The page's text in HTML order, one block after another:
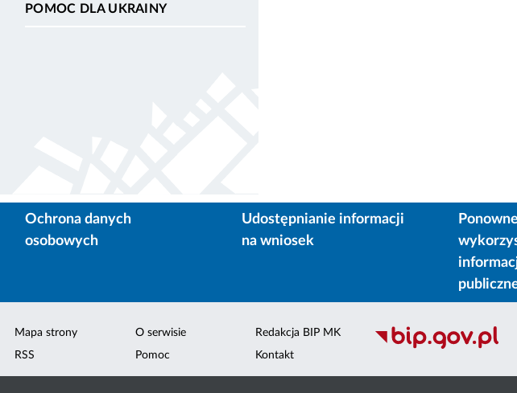
POMOC DLA UKRAINY
Ochrona danych
osobowych
Udostępnianie informacji
na wniosek
Ponowne
Mapa strony
RSS
O serwisie
Pomoc
Redakcja BIP MK
Kontakt